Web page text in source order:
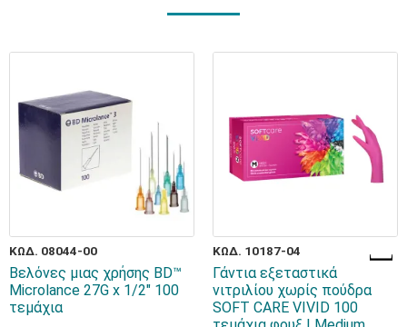
ΚΩΔ. 08044-00
Βελόνες μιας χρήσης BD™
Microlance 27G x 1/2" 100
τεμάχια
ΚΩΔ. 10187-04
Γάντια εξεταστικά
νιτριλίου χωρίς πούδρα
SOFT CARE VIVID 100